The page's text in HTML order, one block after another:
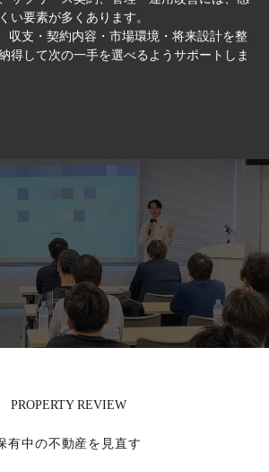
い要素が多くあります。
収支・契約内容・市場環境・将来設計を整
得して次の一手を選べるようサポートしま
PROPERTY REVIEW
有中の不動産を見直す